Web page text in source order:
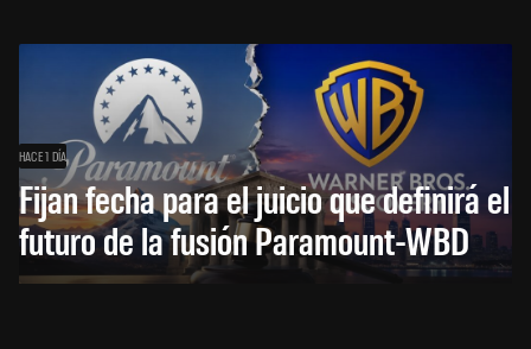
HACE 1 DÍA
Fijan fecha para el juicio que definirá el
futuro de la fusión Paramount-WBD